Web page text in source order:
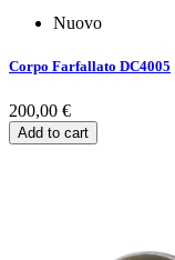
Nuovo
Corpo Farfallato DC4005
200,00 €
Add to cart